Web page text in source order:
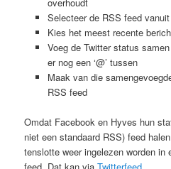
Selecteer de RSS feed
Kies het meest recente
Voeg de Twitter status
er nog een ‘@’ tussen
Maak van die
RSS feed
Omdat Facebook en Hyves hun
niet een standaard RSS) feed
tenslotte weer ingelezen worden in